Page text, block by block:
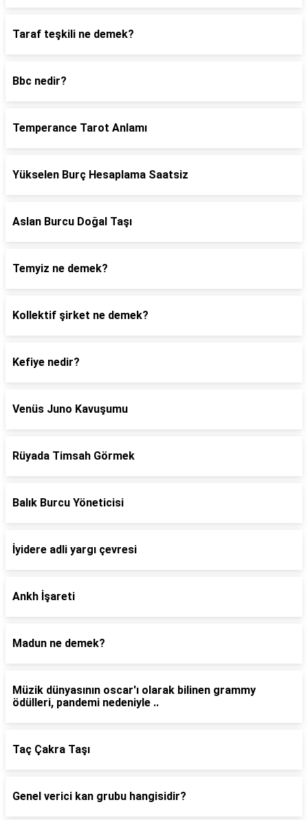
Taraf teşkili ne demek?
Bbc nedir?
Temperance Tarot Anlamı
Yükselen Burç Hesaplama Saatsiz
Aslan Burcu Doğal Taşı
Temyiz ne demek?
Kollektif şirket ne demek?
Kefiye nedir?
Venüs Juno Kavuşumu
Rüyada Timsah Görmek
Balık Burcu Yöneticisi
İyidere adli yargı çevresi
Ankh İşareti
Madun ne demek?
Müzik dünyasının oscar'ı olarak bilinen grammy
ödülleri, pandemi nedeniyle ..
Taç Çakra Taşı
Genel verici kan grubu hangisidir?